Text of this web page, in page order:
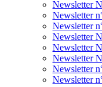
Newsletter
Newsletter
Newsletter
Newsletter
Newsletter
Newsletter
Newsletter
Newsletter